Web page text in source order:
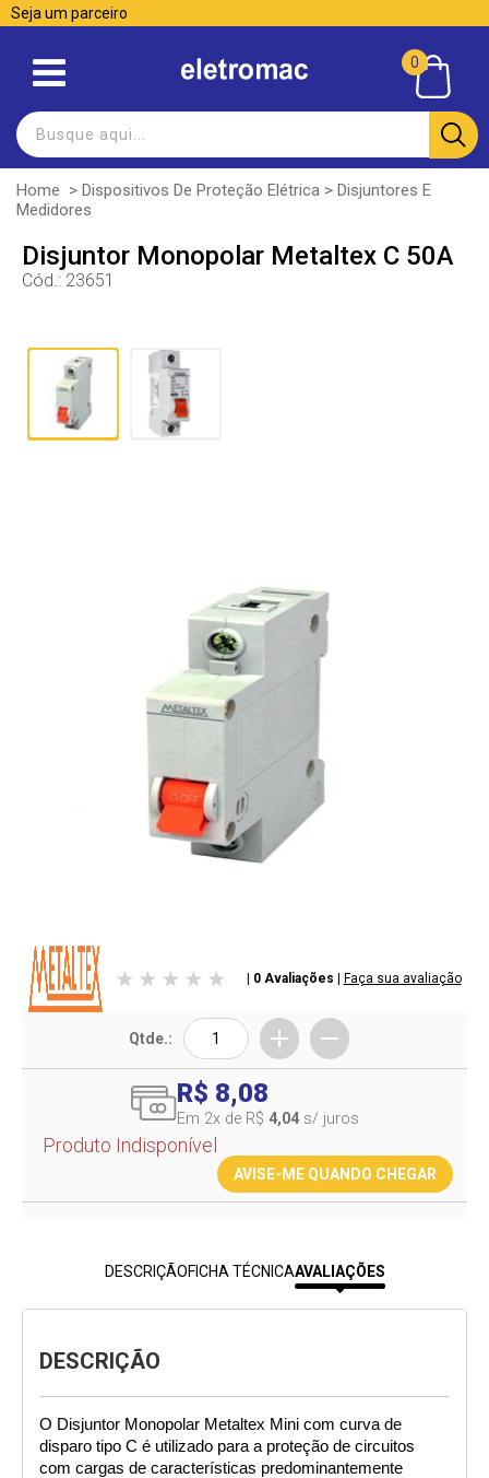
Seja um parceiro
0
Home > Dispositivos De Proteção Elétrica > Disjuntores E
Medidores
Disjuntor Monopolar Metaltex C 50A
Cód.: 23651
| 0 Avaliações Faça sua avaliação
Qtde.:
R$ 8,08
Em 2x de R$ 4,04 s/ juros
AVISE-ME QUANDO CHEGAR
Produto Indisponível
DESCRIÇÃOFICHA TÉCNICAAVALIAÇÕES
DESCRIÇÃO
O Disjuntor Monopolar Metaltex Mini com curva de
disparo tipo C é utilizado para a proteção de circuitos
com cargas de características predominantemente